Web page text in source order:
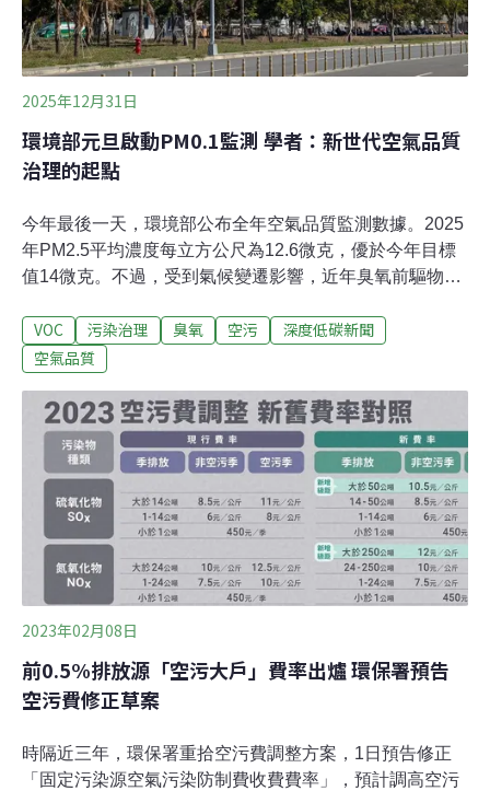
2025年12月31日
環境部元旦啟動PM0.1監測 學者：新世代空氣品質
治理的起點
今年最後一天，環境部公布全年空氣品質監測數據。2025
年PM2.5平均濃度每立方公尺為12.6微克，優於今年目標
值14微克。不過，受到氣候變遷影響，近年臭氧前驅物
針對易產生VOCs的油漆、清潔劑進行管制。環境部也將
於元旦啟動PM0.1監測，與歐盟同步。PM0.1顆粒極小，
認為，我國正式開始監測PM0.1，可視為「新世代空氣品
質治理的起點」。臭氧改善遭遇瓶頸 專家：氣候變遷增加
前驅物生成環境部在今年最後一天舉辦「114年空氣品質
監測：檢討回顧、展望未來」記者會，大氣司司長黃偉鳴
表示，今年PM2.5平均濃度為每立方公尺12.6微克，低於
目標值14微克，顯示管制措施已逐步改善細懸浮微粒問
題。根據環境部5月發布的「空品政策白皮書」，2030年
要將PM2.5降到10微克、2035年降到8微克以
VOC 污染治理 臭氧 空污
深度低碳新聞
空氣品質
2023年02月08日
前0.5%排放源「空污大戶」費率出爐 環保署預告
空污費修正草案
時隔近三年，環保署重拾空污費調整方案，1日預告修正
「固定污染源空氣污染防制費收費費率」，預計調高空污